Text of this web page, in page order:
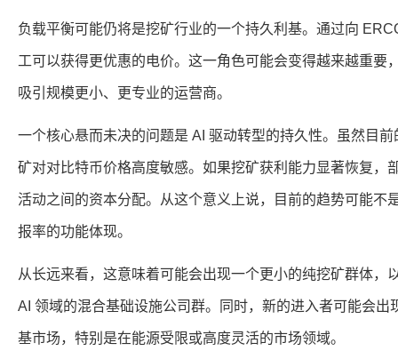
负载平衡可能仍将是挖矿行业的一个持久利基。通过向
工可以获得更优惠的电价。这一角色可能会变得越来越重要
吸引规模更小、更专业的运营商。
一个核心悬而未决的问题是 AI 驱动转型的持久性。虽然目
矿对对比特币价格高度敏感。如果挖矿获利能力显著恢复，
活动之间的资本分配。从这个意义上说，目前的趋势可能不
报率的功能体现。
从长远来看，这意味着可能会出现一个更小的纯挖矿群体，
AI 领域的混合基础设施公司群。同时，新的进入者可能会出
基市场，特别是在能源受限或高度灵活的市场领域。